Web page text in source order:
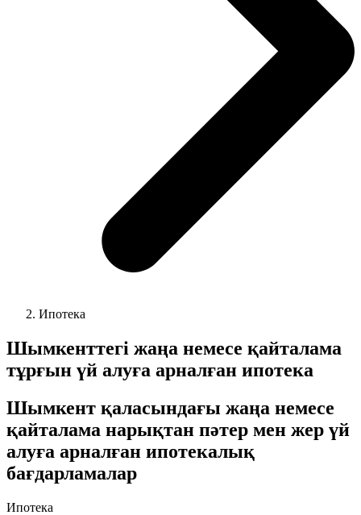
Ипотека
Шымкенттегі жаңа немесе қайталама
тұрғын үй алуға арналған ипотека
Шымкент қаласындағы жаңа немесе
қайталама нарықтан пәтер мен жер үй
алуға арналған ипотекалық
бағдарламалар
Ипотека